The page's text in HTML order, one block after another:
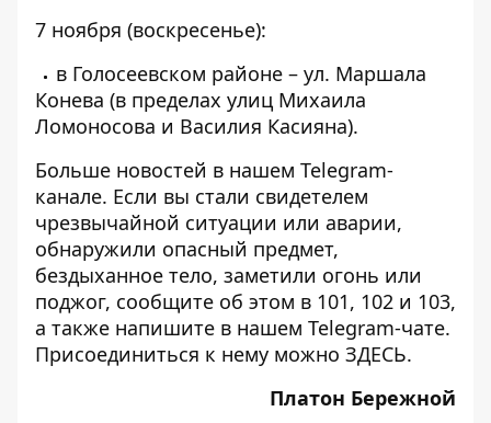
7 ноября (воскресенье):
в Голосеевском районе – ул. Маршала
Конева (в пределах улиц Михаила
Ломоносова и Василия Касияна).
Больше новостей в нашем Telegram-
канале. Если вы стали свидетелем
чрезвычайной ситуации или аварии,
обнаружили опасный предмет,
бездыханное тело, заметили огонь или
поджог, сообщите об этом в 101, 102 и 103,
а также напишите в нашем Telegram-чате.
Присоединиться к нему можно ЗДЕСЬ.
Платон Бережной